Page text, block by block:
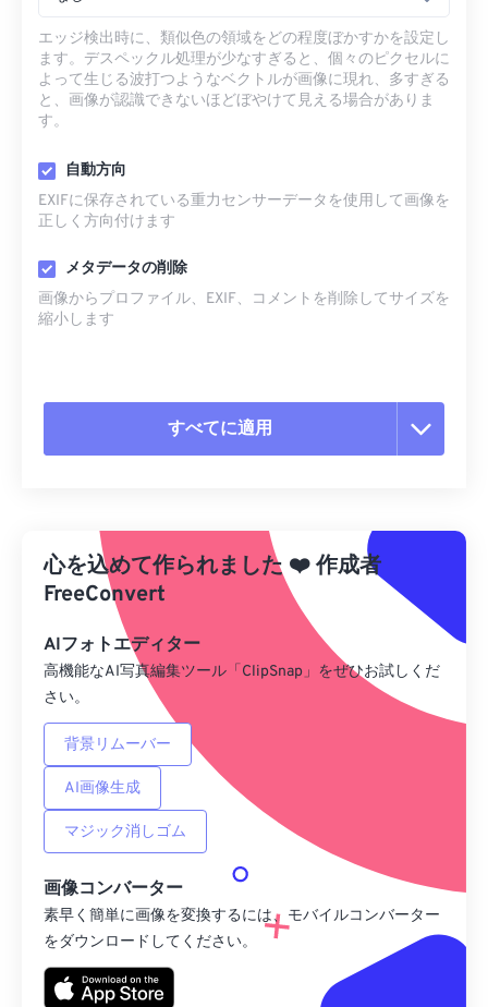
エッジ検出時に、類似色の領域をどの程度ぼかすかを設定し
ます。デスペックル処理が少なすぎると、個々のピクセルに
よって生じる波打つようなベクトルが画像に現れ、多すぎる
と、画像が認識できないほどぼやけて見える場合がありま
す。
自動方向
EXIFに保存されている重力センサーデータを使用して画像を
正しく方向付けます
メタデータの削除
画像からプロファイル、EXIF、コメントを削除してサイズを
縮小します
すべてに適用
プリセットから適用
プリセットとして保存
心を込めて作られました ❤️作成者
FreeConvert
AIフォトエディター
高機能なAI写真編集ツール「ClipSnap」をぜひお試しくだ
さい。
背景リムーバー
AI画像生成
マジック消しゴム
画像コンバーター
素早く簡単に画像を変換するには、モバイルコンバーター
をダウンロードしてください。